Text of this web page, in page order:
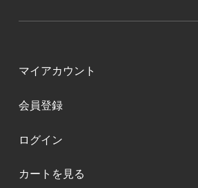
マイアカウント
会員登録
ログイン
カートを見る